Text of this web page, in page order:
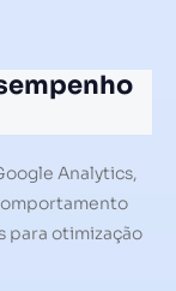
Analytics,
para otimização